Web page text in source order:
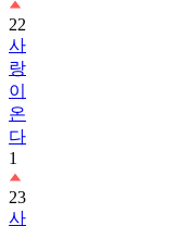
22
사
랑
이
온
다
1
23
사